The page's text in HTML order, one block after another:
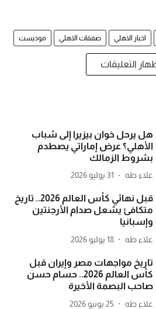
اخبار الاهلي صفقات الاهلي موديست
التعليقات
هل يرحل خوان بيزيرا إلى شباب
الأهلي؟ عرض إماراتي يصطدم
بشروط الزمالك
علاء طه 31 يوليو 2026
قبل نهائي كأس العالم 2026.. تاريخ
متكافئ يشعل صدام الأرجنتين
وإسبانيا
علاء طه 18 يوليو 2026
تاريخ مواجهات مصر وإيران قبل
كأس العالم 2026.. حسام حسن
صاحب البصمة الأخيرة
علاء طه 25 يونيو 2026